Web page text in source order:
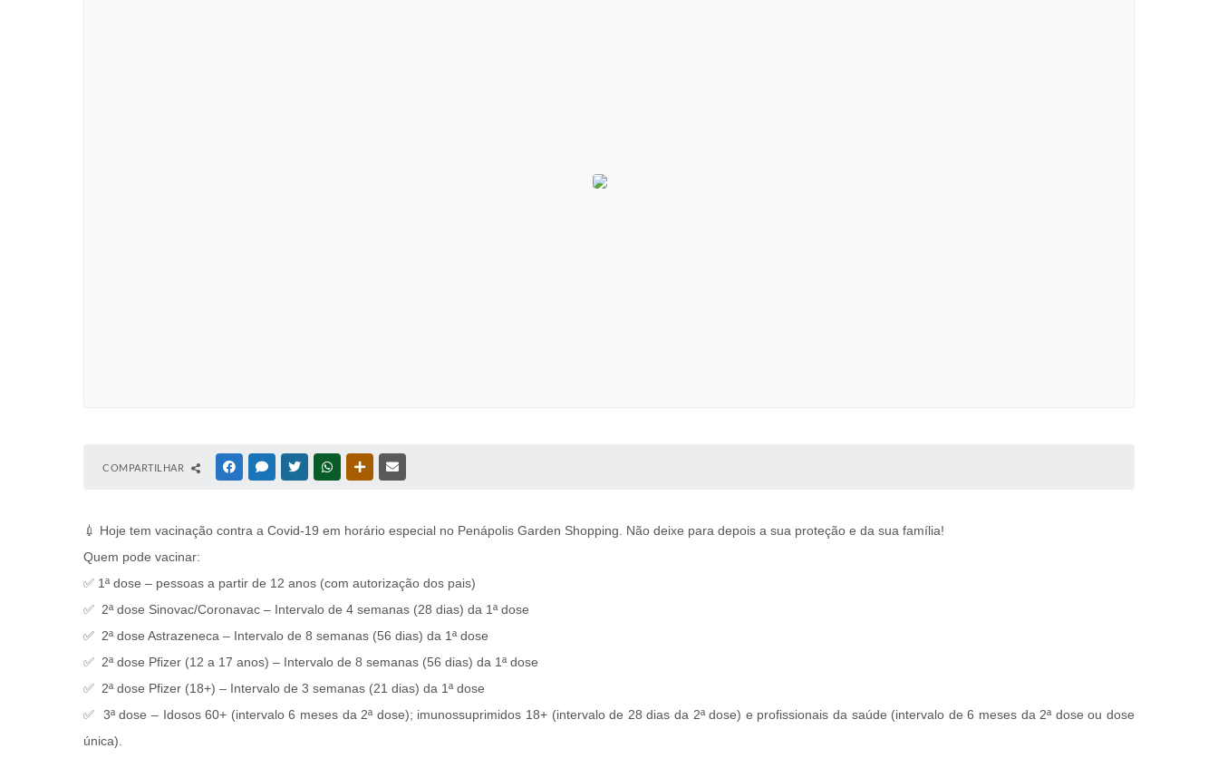
COMPARTILHAR FACEBOOKMESSENGER
TWITTERWHATSAPPOUTRAS MÍDIAS
💉 Hoje tem vacinação contra a Covid-19 em horário especial no Penápolis Garden Shopping. Não deixe para depois a sua proteção e da sua família!
Quem pode vacinar:
✅ 1ª dose – pessoas a partir de 12 anos (com autorização dos pais)
✅ 2ª dose Sinovac/Coronavac – Intervalo de 4 semanas (28 dias) da 1ª dose
✅ 2ª dose Astrazeneca – Intervalo de 8 semanas (56 dias) da 1ª dose
✅ 2ª dose Pfizer (12 a 17 anos) – Intervalo de 8 semanas (56 dias) da 1ª dose
✅ 2ª dose Pfizer (18+) – Intervalo de 3 semanas (21 dias) da 1ª dose
✅ 3ª dose – Idosos 60+ (intervalo 6 meses da 2ª dose); imunossuprimidos 18+ (intervalo de 28 dias da 2ª dose) e profissionais da saúde (intervalo de 6 meses da 2ª dose ou dose
única).